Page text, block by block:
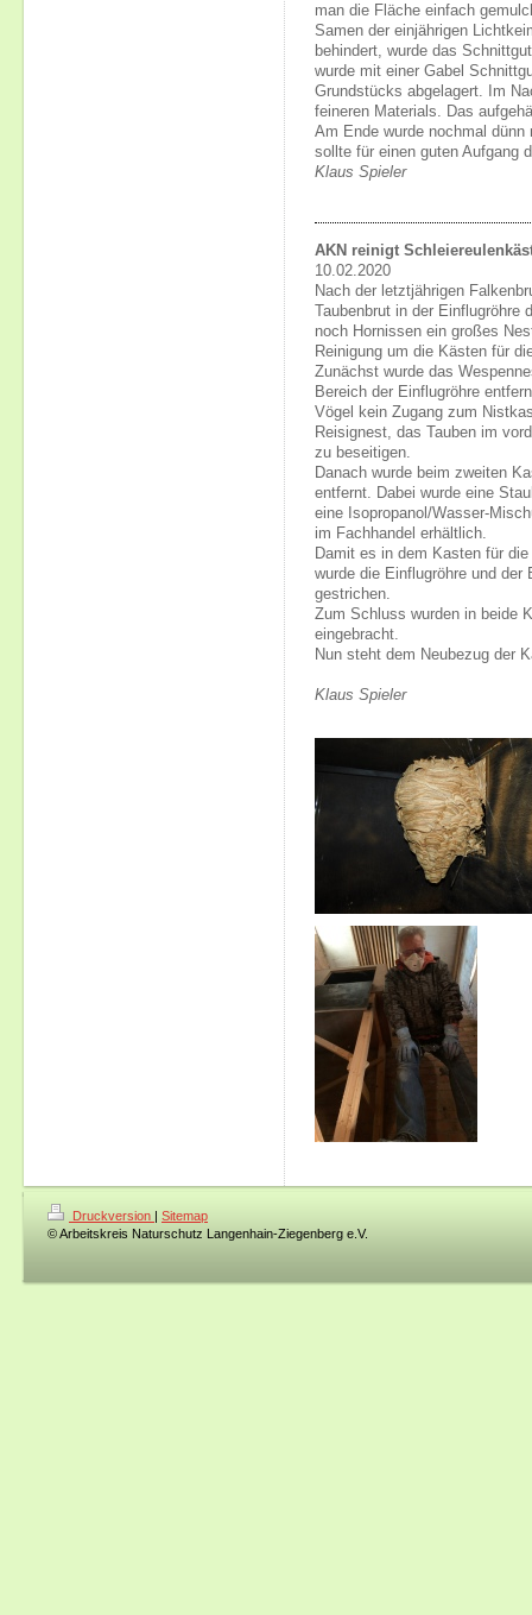
man die Fläche einfach
Samen der einjährigen
behindert, wurde das
wurde mit einer Gabel
Grundstücks abgelagert. Im
feineren Materials. Das
Am Ende wurde nochmal
sollte für einen guten Aufgang
Klaus Spieler
AKN reinigt
10.02.2020
Nach der letztjährigen
Taubenbrut in der
noch Hornissen ein großes
Reinigung um die Kästen für
Zunächst wurde das
Bereich der Einflugröhre
Vögel kein Zugang zum
Reisignest, das Tauben im
zu beseitigen.
Danach wurde beim zweiten
entfernt. Dabei wurde eine
eine Isopropanol/Wasser-
im Fachhandel erhältlich.
Damit es in dem Kasten für
wurde die Einflugröhre und der
gestrichen.
Zum Schluss wurden in beide
eingebracht.
Nun steht dem Neubezug der
Klaus Spieler
Druckversion | Sitemap
© Arbeitskreis Naturschutz Langenhain-Ziegenberg e.V.